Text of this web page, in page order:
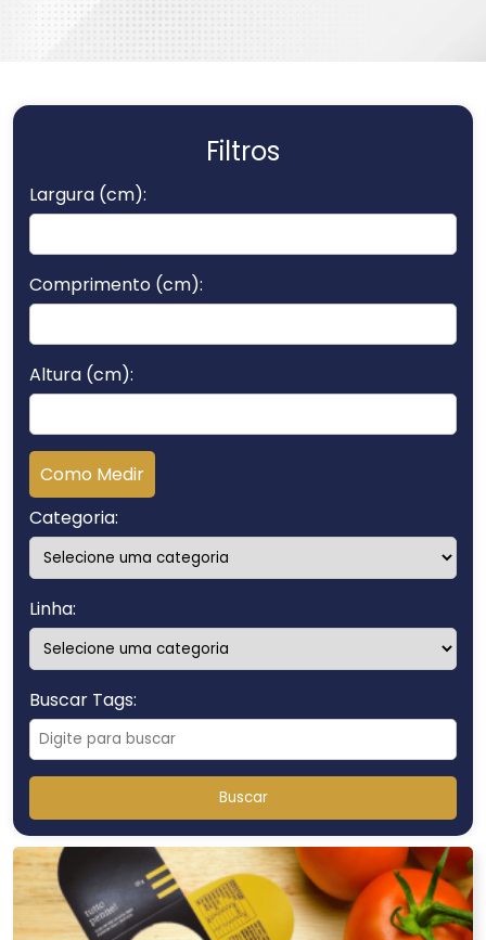
Filtros
Largura (cm):
Comprimento (cm):
Altura (cm):
Como Medir
Categoria:
Linha:
Buscar Tags:
Buscar